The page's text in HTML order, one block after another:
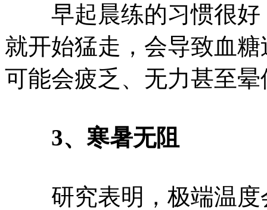
早起晨练的习惯很好
就开始猛走，会导致血
可能会疲乏、无力甚至晕
3、寒暑无阻
研究表明，极端温度